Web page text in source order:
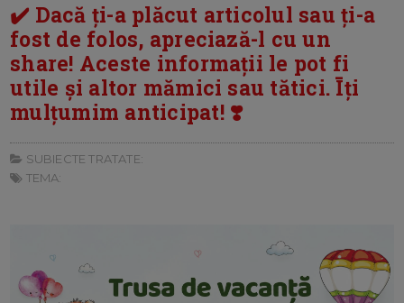
✔️ Dacă ți-a plăcut articolul sau ți-a
fost de folos, apreciază-l cu un
share! Aceste informații le pot fi
utile și altor mămici sau tătici. Īți
mulțumim anticipat! ❣️
SUBIECTE TRATATE:
TEMA: